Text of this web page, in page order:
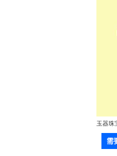
玉器珠
需